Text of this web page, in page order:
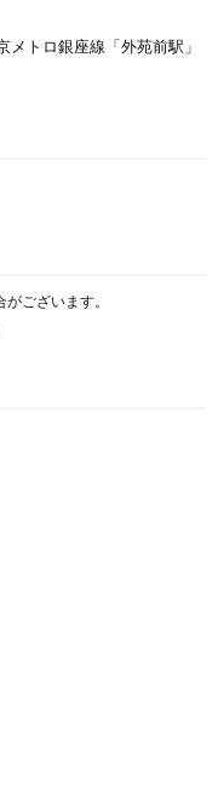
トロ銀座線「外苑前駅」
ございます。